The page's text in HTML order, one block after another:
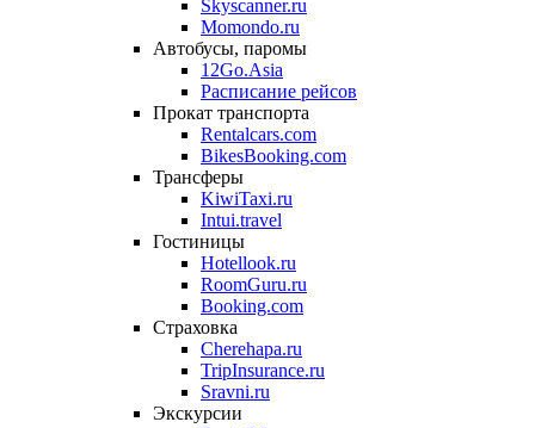
Skyscanner.ru
Momondo.ru
Автобусы, паромы
12Go.Asia
Расписание рейсов
Прокат транспорта
Rentalcars.com
BikesBooking.com
Трансферы
KiwiTaxi.ru
Intui.travel
Гостиницы
Hotellook.ru
RoomGuru.ru
Booking.com
Страховка
Cherehapa.ru
TripInsurance.ru
Sravni.ru
Экскурсии